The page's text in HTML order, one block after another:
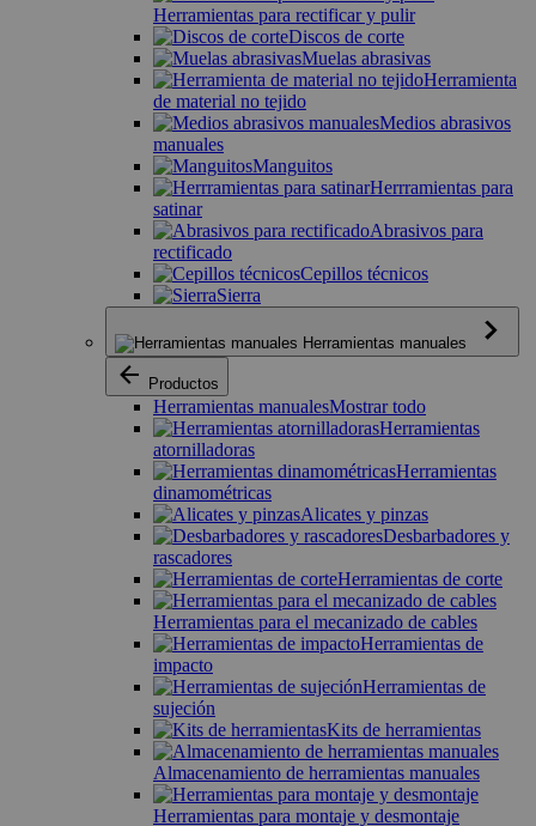
Herramientas para rectificar y pulir
Discos de corte
Muelas abrasivas
Herramienta
de material no tejido
Medios abrasivos
manuales
Manguitos
Herrramientas para
satinar
Abrasivos para
rectificado
Cepillos técnicos
Sierra
Herramientas manuales
Productos
Herramientas manualesMostrar todo
Herramientas
atornilladoras
Herramientas
dinamométricas
Alicates y pinzas
Desbarbadores y
rascadores
Herramientas de corte
Herramientas para el mecanizado de cables
Herramientas de
impacto
Herramientas de
sujeción
Kits de herramientas
Almacenamiento de herramientas manuales
Herramientas para montaje y desmontaje